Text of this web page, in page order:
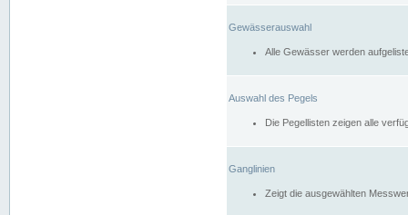
Gewässerauswahl
Alle Gewässer werden
Auswahl des Pegels
Die Pegellisten zeigen alle
Ganglinien
Zeigt die ausgewählten